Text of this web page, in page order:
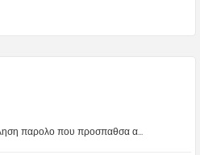
παρολο που προσπαθσα α...